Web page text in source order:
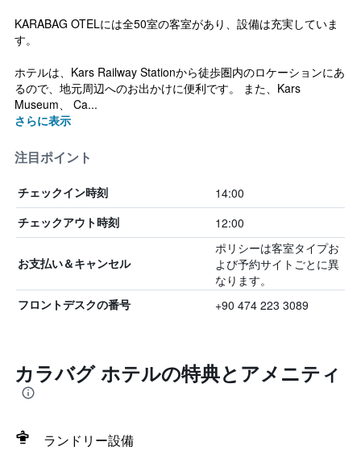
KARABAG OTELには全50室の客室があり、設備は充実していま
す。
ホテルは、Kars Railway Stationから徒歩圏内のロケーションにあ
るので、地元周辺へのお出かけに便利です。 また、Kars
Museum、 Ca...
さらに表示
注目ポイント
チェックイン時刻 14:00
チェックアウト時刻 12:00
お支払い＆キャンセル
ポリシーは客室タイプお
よび予約サイトごとに異
なります。
フロントデスクの番号 +90 474 223 3089
カラバグ ホテルの特典とアメニティ
ランドリー設備